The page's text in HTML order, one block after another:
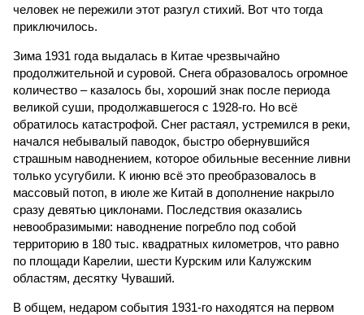
человек не пережили этот разгул стихий. Вот что тогда
приключилось.
Зима 1931 года выдалась в Китае чрезвычайно
продолжительной и суровой. Снега образовалось огромное
количество – казалось бы, хороший знак после периода
великой суши, продолжавшегося с 1928-го. Но всё
обратилось катастрофой. Снег растаял, устремился в реки,
начался небывалый паводок, быстро обернувшийся
страшным наводнением, которое обильные весенние ливни
только усугубили. К июню всё это преобразовалось в
массовый потоп, в июле же Китай в дополнение накрыло
сразу девятью циклонами. Последствия оказались
невообразимыми: наводнение погребло под собой
территорию в 180 тыс. квадратных километров, что равно
по площади Карелии, шести Курским или Калужским
областям, десятку Чуваший.
В общем, недаром события 1931-го находятся на первом